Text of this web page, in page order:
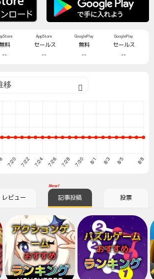
無料
--
AppStore
セールス
--
GooglePlay
無料
--
GooglePlay
セールス
--
レビュー
New!
記事投稿 投票
アクションゲ
ーム
おすすめ
ランキング
パズルゲーム
おすすめ
ランキング